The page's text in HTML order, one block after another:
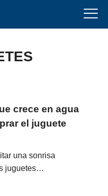
crece en agua
el juguete
una sonrisa
juguetes…